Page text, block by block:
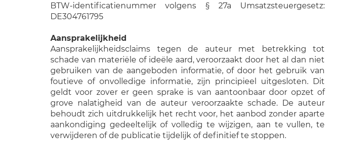
BTW-identificatienummer volgens § 27a Umsatzsteuergesetz:
DE304761795
Aansprakelijkheid
Aansprakelijkheidsclaims tegen de auteur met betrekking tot
schade van materiële of ideële aard, veroorzaakt door het al dan niet
gebruiken van de aangeboden informatie, of door het gebruik van
foutieve of onvolledige informatie, zijn principieel uitgesloten. Dit
geldt voor zover er geen sprake is van aantoonbaar door opzet of
grove nalatigheid van de auteur veroorzaakte schade. De auteur
behoudt zich uitdrukkelijk het recht voor, het aanbod zonder aparte
aankondiging gedeeltelijk of volledig te wijzigen, aan te vullen, te
verwijderen of de publicatie tijdelijk of definitief te stoppen.